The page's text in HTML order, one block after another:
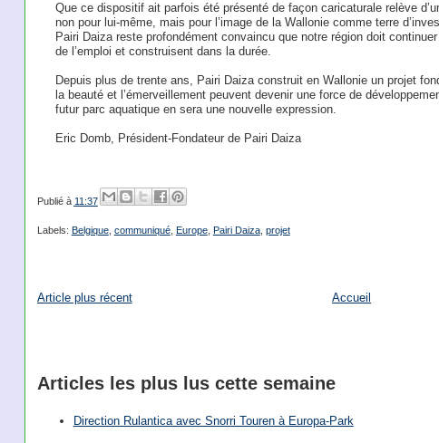
Que ce dispositif ait parfois été présenté de façon caricaturale relève
non pour lui-même, mais pour l’image de la Wallonie comme terre
Pairi Daiza reste profondément convaincu que notre région doit
de l’emploi et construisent dans la durée.
Depuis plus de trente ans, Pairi Daiza construit en Wallonie un projet
la beauté et l’émerveillement peuvent devenir une force de
futur parc aquatique en sera une nouvelle expression.
Eric Domb, Président-Fondateur de Pairi Daiza
Publié à 11:37
Labels: Belgique, communiqué, Europe, Pairi Daiza, projet
Article plus récent Accueil
Articles les plus lus cette semaine
Direction Rulantica avec Snorri Touren à Europa-Park